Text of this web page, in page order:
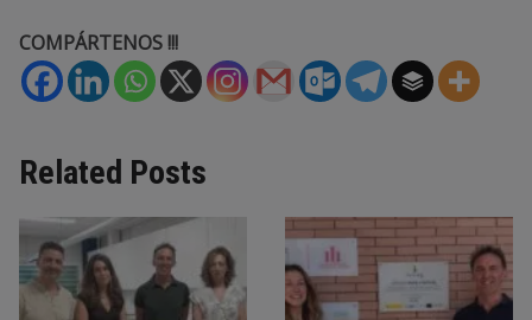
COMPÁRTENOS !!!
Related Posts